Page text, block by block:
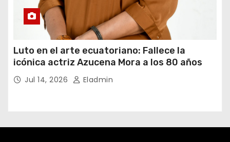
Luto en el arte ecuatoriano: Fallece la
icónica actriz Azucena Mora a los 80 años
Jul 14, 2026 Eladmin